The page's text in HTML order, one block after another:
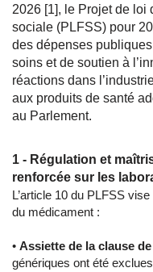
2026 [1], le Projet de loi
sociale (PLFSS) pour
des dépenses
soins et de soutien à
réactions dans
aux produits de santé
au Parlement.
1 - Régulation et
renforcée sur les
L’article 10 du PLFSS
du médicament :
• Assiette de la clause
génériques ont été